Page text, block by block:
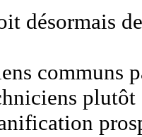
désormais
communs